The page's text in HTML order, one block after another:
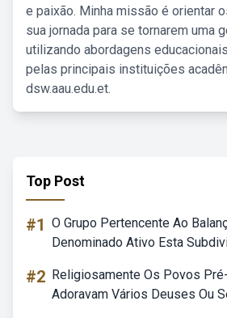
e paixão. Minha missão é orientar
sua jornada para se tornarem uma
utilizando abordagens
pelas principais instituições
dsw.aau.edu.et.
Top Post
#1 O Grupo Pertencente Ao
Denominado Ativo Esta
#2 Religiosamente Os Povos
Adoravam Vários Deuses Ou